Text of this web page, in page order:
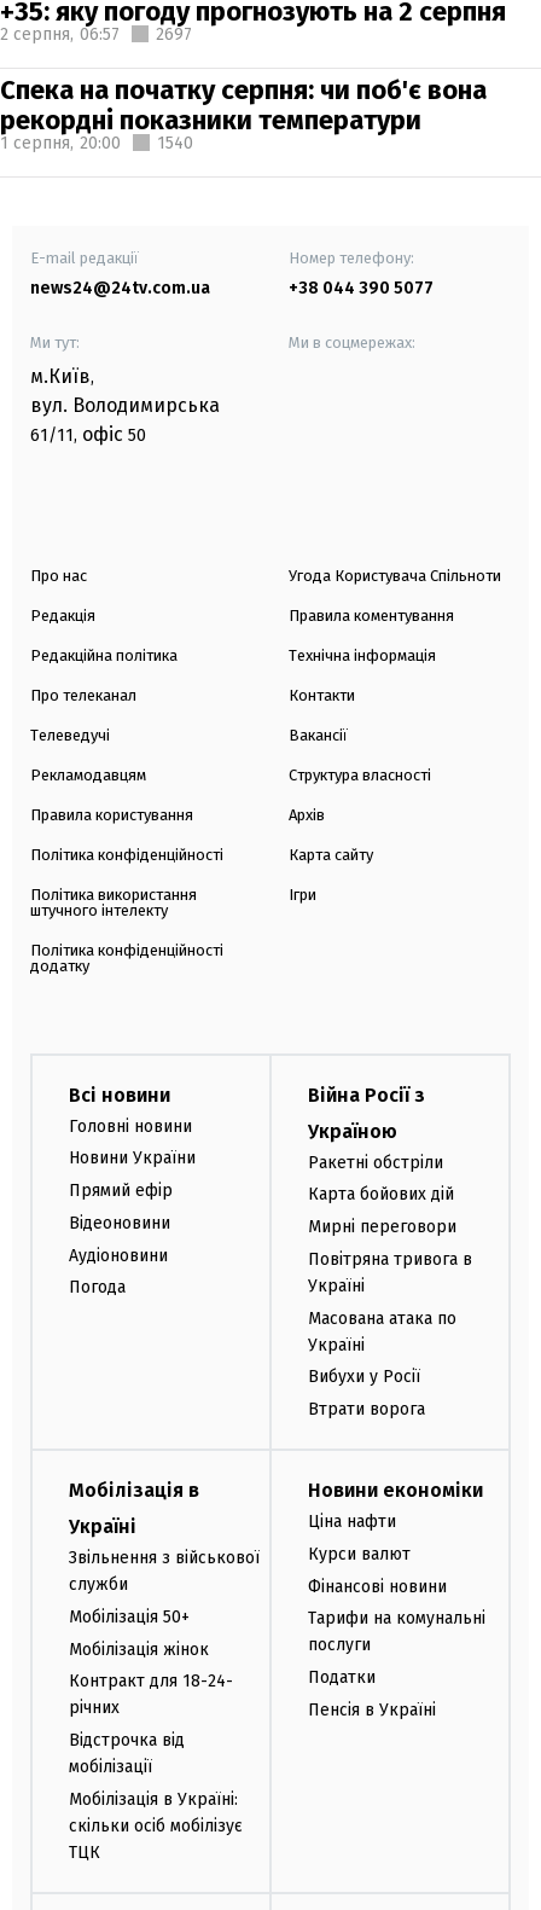
+35: яку погоду прогнозують на 2 серпня
2 серпня, 06:57 2697
Спека на початку серпня: чи поб'є вона
рекордні показники температури
1 серпня, 20:00 1540
E-mail редакції
news24@24tv.com.ua
Номер телефону:
+38 044 390 5077
Ми тут:
м.Київ,
вул. Володимирська
61/11, офіс 50
Ми в соцмережах:
Про нас
Редакція
Редакційна політика
Про телеканал
Телеведучі
Рекламодавцям
Правила користування
Політика конфіденційності
Політика використання
штучного інтелекту
Політика конфіденційності
додатку
Угода Користувача Спільноти
Правила коментування
Технічна інформація
Контакти
Вакансії
Структура власності
Архів
Карта сайту
Ігри
Всі новини
Головні новини
Новини України
Прямий ефір
Відеоновини
Аудіоновини
Погода
Війна Росії з
Україною
Ракетні обстріли
Карта бойових дій
Мирні переговори
Повітряна тривога в
Україні
Масована атака по
Україні
Вибухи у Росії
Втрати ворога
Мобілізація в
Україні
Звільнення з військової
служби
Мобілізація 50+
Мобілізація жінок
Контракт для 18-24-
річних
Відстрочка від
мобілізації
Мобілізація в Україні:
скільки осіб мобілізує
ТЦК
Новини економіки
Ціна нафти
Курси валют
Фінансові новини
Тарифи на комунальні
послуги
Податки
Пенсія в Україні